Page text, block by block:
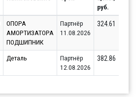
руб.
ОПОРА
АМОРТИЗАТОРА
ПОДШИПНИК
Партнёр
11.08.2026
324.61
Деталь
Партнёр
12.08.2026
382.86